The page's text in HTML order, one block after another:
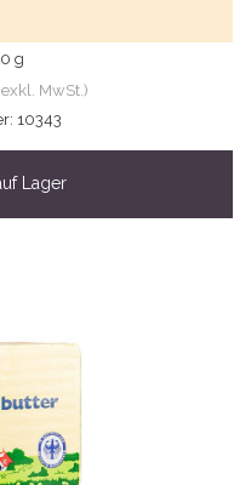
g
MwSt.)
10343
Lager